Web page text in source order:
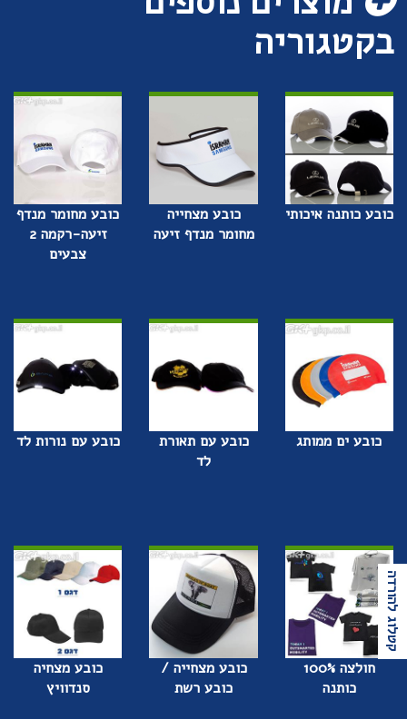
קטלוג להורדה
בקטגוריה
כובע כותנה איכותי
כובע מצחייה
מחומר מנדף זיעה
כובע מחומר מנדף
זיעה-רקמה 2
צבעים
כובע ים ממותג
כובע עם תאורת
לד
כובע עם נורות לד
חולצה 100%
כותנה
כובע מצחייה /
כובע רשת
כובע מצחיה
סנדוויץ